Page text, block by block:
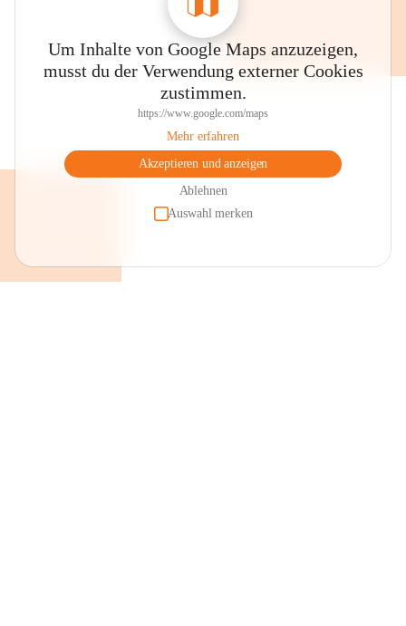
Um Inhalte von Google Maps anzuzeigen,
musst du der Verwendung externer Cookies
zustimmen.
https://www.google.com/maps
Mehr erfahren
Akzeptieren und anzeigen
Ablehnen
Auswahl merken